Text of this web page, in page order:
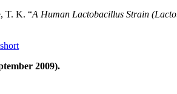
T. K. “A Human Lactobacillus Strain
2009).